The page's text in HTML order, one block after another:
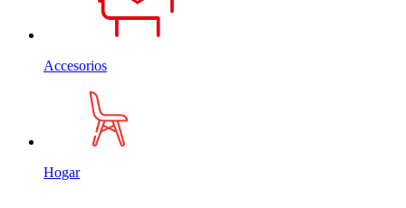
Accesorios
Hogar